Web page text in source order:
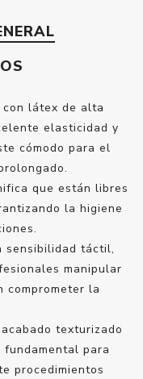
látex de alta
elasticidad y
cómodo para el
que están libres
la higiene
sensibilidad táctil,
manipular
comprometer la
texturizado
para
procedimientos